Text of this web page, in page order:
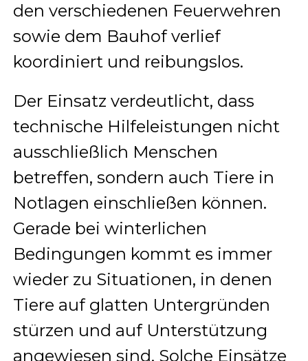
den verschiedenen Feuerwehren
sowie dem Bauhof verlief
koordiniert und reibungslos.
Der Einsatz verdeutlicht, dass
technische Hilfeleistungen nicht
ausschließlich Menschen
betreffen, sondern auch Tiere in
Notlagen einschließen können.
Gerade bei winterlichen
Bedingungen kommt es immer
wieder zu Situationen, in denen
Tiere auf glatten Untergründen
stürzen und auf Unterstützung
angewiesen sind. Solche Einsätze